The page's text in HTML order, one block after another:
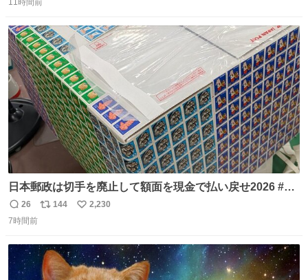
り陶板で原寸大に再現し、2014年より展示しています。 #
大塚国際美術館
信
ポ
ト
数
数
日本郵政は切手を廃止して額面を現金で払い戻せ2026 #日
本郵政 @JapanPostHD_PR
返
信
26
リ
ト
数
144
い
数
2,230
7時間前